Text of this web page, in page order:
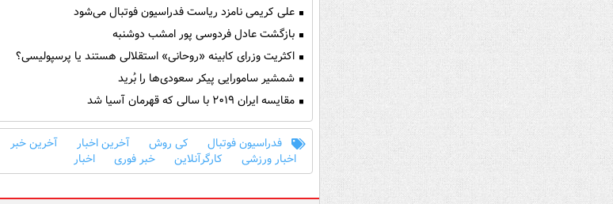
علی کریمی نامزد ریاست فدراسیون فوتبال می‌شود
بازگشت عادل فردوسی پور امشب دوشنبه
اکثریت وزرای کابینه «روحانی» استقلالی هستند یا پرسپولیسی؟
شمشیر سامورایی پیکر سعودی‌ها را بُرید
مقایسه ایران ۲۰۱۹ با سالی که قهرمان آسیا شد
فدراسیون فوتبال کی روش آخرین اخبار آخرین خبر
اخبار ورزشی
کارگرآنلاین خبر فوری اخبار